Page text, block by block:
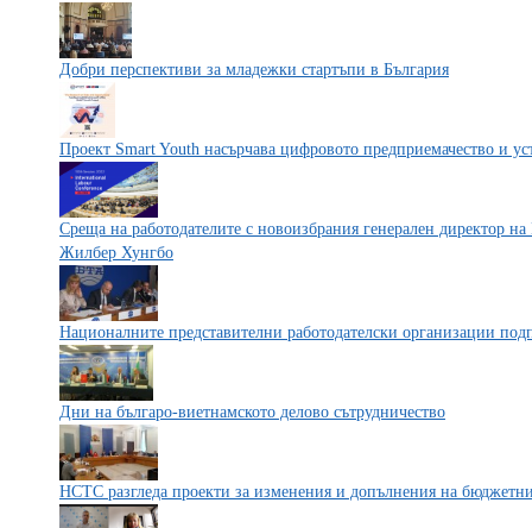
Добри перспективи за младежки стартъпи в България
Проект Smart Youth насърчава цифровото предприемачество и
Среща на работодателите с новоизбрания генерален директор
Жилбер Хунгбо
Националните представителни работодателски организации
Дни на българо-виетнамското делово сътрудничество
НСТС разгледа проекти за изменения и допълнения на